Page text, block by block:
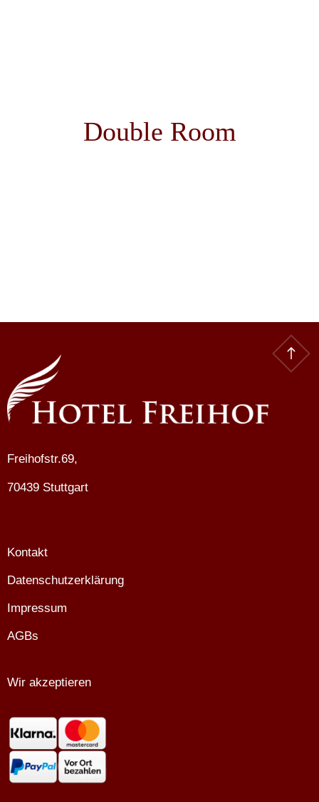
Double Room
Freihofstr.69,
70439 Stuttgart
Kontakt
Datenschutzerklärung
Impressum
AGBs
Wir akzeptieren